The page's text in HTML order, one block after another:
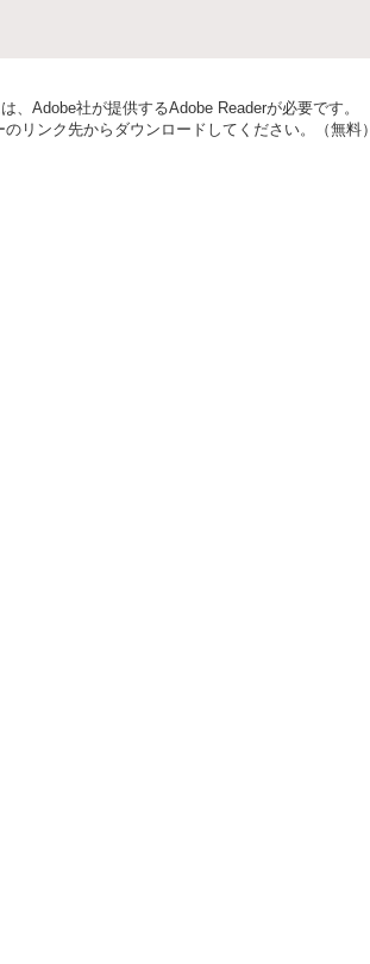
、Adobe社が提供するAdobe Readerが必要です。
リンク先からダウンロードしてください。（無料）